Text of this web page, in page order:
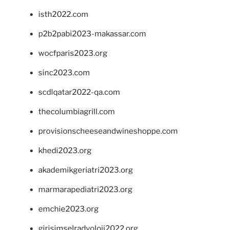
isth2022.com
p2b2pabi2023-makassar.com
wocfparis2023.org
sinc2023.com
scdlqatar2022-qa.com
thecolumbiagrill.com
provisionscheeseandwineshoppe.com
khedi2023.org
akademikgeriatri2023.org
marmarapediatri2023.org
emchie2023.org